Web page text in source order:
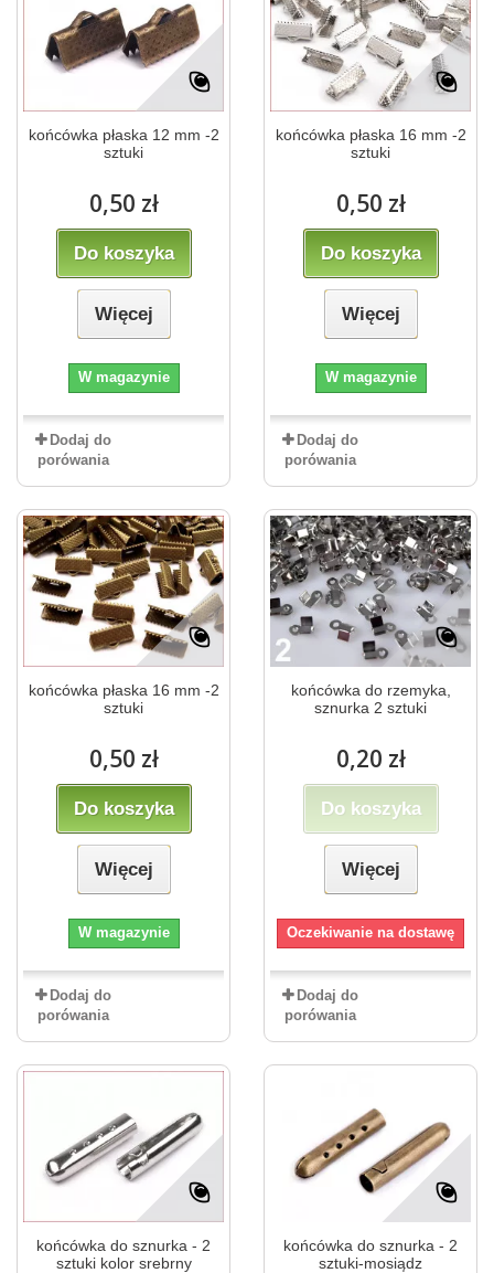
końcówka płaska 12 mm -2
sztuki
0,50 zł
Do koszyka
Więcej
W magazynie
Dodaj do
porówania
końcówka płaska 16 mm -2
sztuki
0,50 zł
Do koszyka
Więcej
W magazynie
Dodaj do
porówania
końcówka płaska 16 mm -2
sztuki
0,50 zł
Do koszyka
Więcej
W magazynie
Dodaj do
porówania
końcówka do rzemyka,
sznurka 2 sztuki
0,20 zł
Do koszyka
Więcej
Oczekiwanie na dostawę
Dodaj do
porówania
końcówka do sznurka - 2
sztuki kolor srebrny
końcówka do sznurka - 2
sztuki-mosiądz